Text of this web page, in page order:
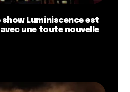
show Luminiscence est
une toute nouvelle